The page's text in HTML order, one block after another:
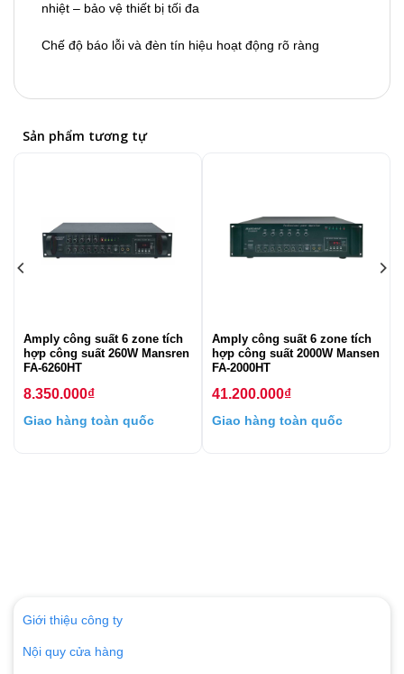
nhiệt – bảo vệ thiết bị tối đa
Chế độ báo lỗi và đèn tín hiệu hoạt động rõ ràng
Sản phẩm tương tự
Amply công suất 6 zone tích
hợp công suất 260W Mansren
FA-6260HT
8.350.000₫
Giao hàng toàn quốc
Amply công suất 6 zone tích
hợp công suất 2000W Mansen
FA-2000HT
41.200.000₫
Giao hàng toàn quốc
Giới thiệu công ty
Nội quy cửa hàng